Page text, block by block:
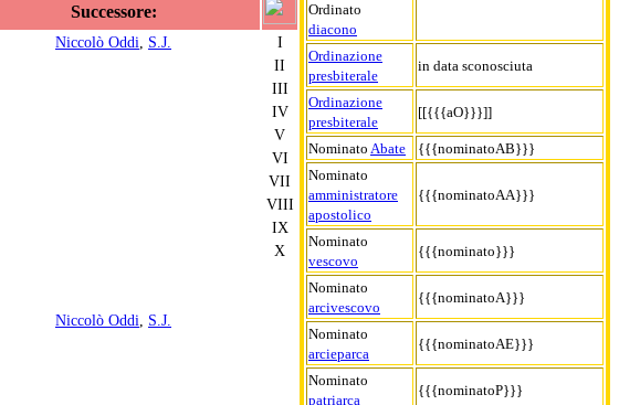
Ordinato
diacono
Ordinazione
presbiterale
in data sconosciuta
Ordinazione
presbiterale
[[{{{aO}}}]]
Nominato Abate
{{{nominatoAB}}}
Nominato
amministratore
apostolico
{{{nominatoAA}}}
Nominato
vescovo
{{{nominato}}}
Nominato
arcivescovo
{{{nominatoA}}}
Nominato
arcieparca
{{{nominatoAE}}}
Nominato
patriarca
{{{nominatoP}}}
Successore:
Niccolò Oddi, S.J.
I
II
III
IV
V
VI
VII
VIII
IX
X
Niccolò Oddi, S.J.